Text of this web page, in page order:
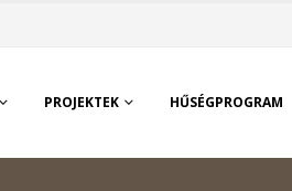
PROJEKTEK HŰSÉGPROGRAM